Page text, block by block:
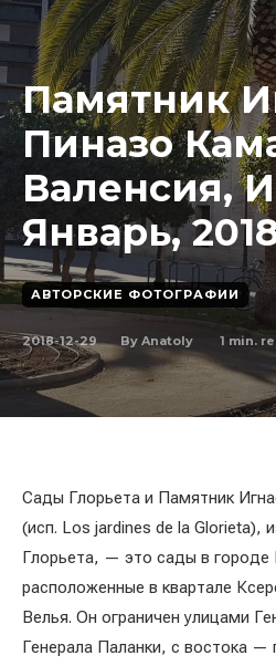
Памятник
Пиназо
Валенсия,
Январь,
АВТОРСКИЕ ФОТОГРАФИИ
2018-12-29 By Anatoly 1 min.
Сады Глорьета и Памятник
(исп. Los jardines de la Glorieta),
Глорьета, — это сады в городе
расположенные в квартале
Велья. Он ограничен улицами
Генерала Паланки, с востока